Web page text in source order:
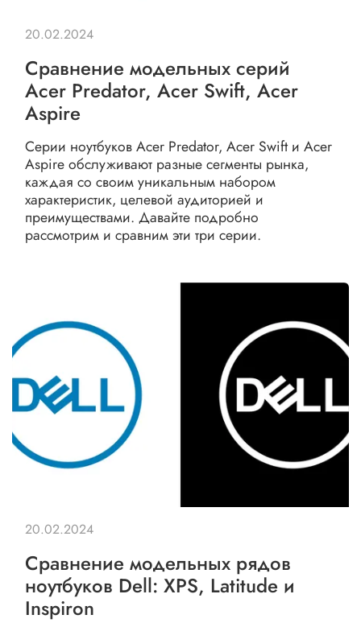
Сравнение модельных серий
Acer Predator, Acer Swift, Acer
Aspire
Серии ноутбуков Acer Predator, Acer Swift и Acer
Aspire обслуживают разные сегменты рынка,
каждая со своим уникальным набором
характеристик, целевой аудиторией и
преимуществами. Давайте подробно
рассмотрим и сравним эти три серии.
20.02.2024
Сравнение модельных рядов
ноутбуков Dell: XPS, Latitude и
Inspiron
20.02.2024